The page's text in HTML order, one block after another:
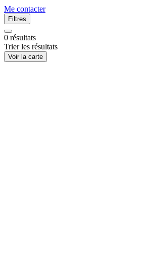
Me contacter
Filtres
0 résultats
Trier les résultats
Voir la carte